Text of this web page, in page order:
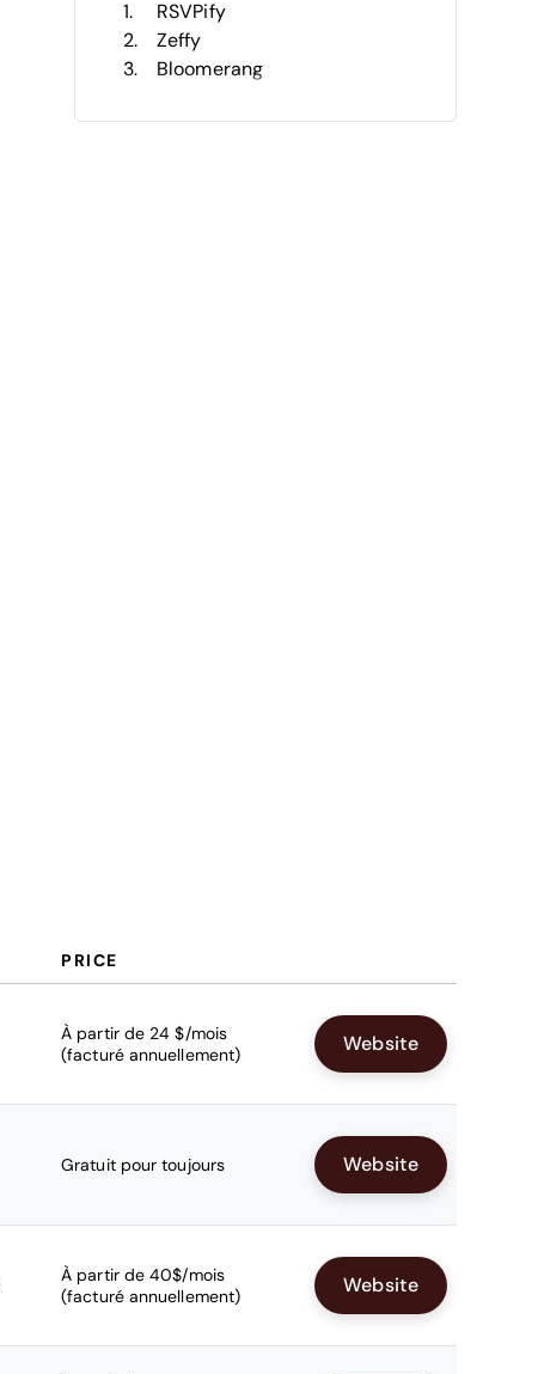
PRICE
À partir de 24 $/mois
(facturé annuellement)
Website
Gratuit pour toujours Website
À partir de 40$/mois
(facturé annuellement)
Website
RSVPify
Zeffy
Bloomerang
Cvent